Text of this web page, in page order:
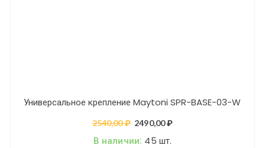
Универсальное крепление Maytoni SPR-BASE-03-W
2540,00₽ Первоначальная
цена
2490,00₽Текущая
В наличии: 45 шт.